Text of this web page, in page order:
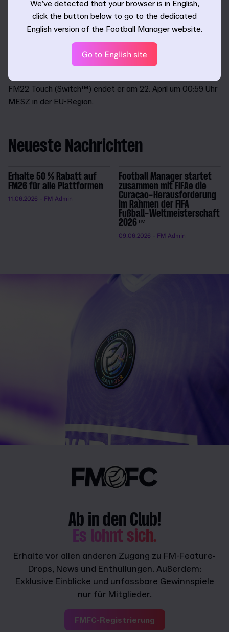
Um mehr über unsere Titel herauszufinden und zu
entscheiden, welche Version für dich die richtige ist, kannst
du unsere Seite zumSpielevergleich besuchen
*Der Angebotszeitraum für FM22 (Microsoft Store) und
FM22 Xbox endet am 22. April um 22:00 Uhr MESZ. Für
FM22 Touch (Switch™) endet er am 22. April um 00:59 Uhr
MESZ in der EU-Region.
Neueste Nachrichten
Erhalte 50 % Rabatt auf
FM26 für alle Plattformen
11.06.2026 - FM Admin
Football Manager startet
zusammen mit FIFAe die
Curaçao-Herausforderung
im Rahmen der FIFA
Fußball-Weltmeisterschaft
2026™
09.06.2026 - FM Admin
Ab in den Club!
Es lohnt sich.
Erhalte vor allen anderen Zugang zu FM-Feature-
Drops, News und Enthüllungen. Außerdem:
Exklusive Einblicke und unfassbare Gewinnspiele
nur für Mitglieder.
FMFC-Registrierung
We’ve detected that your browser is in English,
click the button below to go to the dedicated
English version of the Football Manager website.
Go to English site